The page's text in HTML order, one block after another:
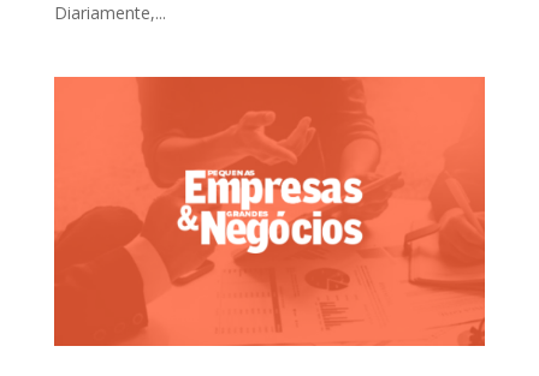
Diariamente,...